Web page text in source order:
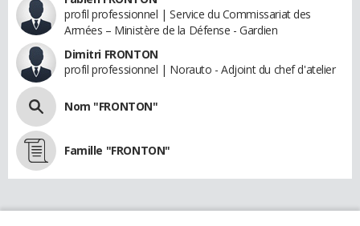
profil professionnel | Service du Commissariat des
Armées – Ministère de la Défense - Gardien
Dimitri FRONTON
profil professionnel | Norauto - Adjoint du chef d'atelier
Nom "FRONTON"
Famille "FRONTON"